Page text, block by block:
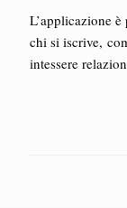
L’applicazione
chi si iscrive,
intessere